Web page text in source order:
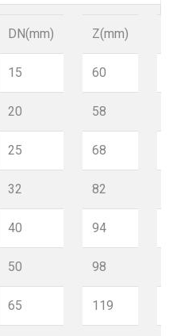
DN(mm)
15
20
25
32
40
50
65
Z(mm)
60
58
68
82
94
98
119